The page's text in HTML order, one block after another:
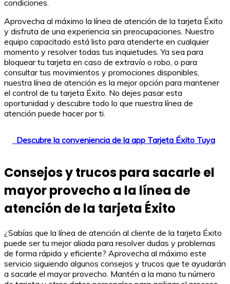
condiciones.
Aprovecha al máximo la línea de atención de la tarjeta Éxito
y disfruta de una experiencia sin preocupaciones. Nuestro
equipo capacitado está listo para atenderte en cualquier
momento y resolver todas tus inquietudes. Ya sea para
bloquear tu tarjeta en caso de extravío o robo, o para
consultar tus movimientos y promociones disponibles,
nuestra línea de atención es la mejor opción para mantener
el control de tu tarjeta Éxito. No dejes pasar esta
oportunidad y descubre todo lo que nuestra línea de
atención puede hacer por ti.
Descubre la conveniencia de la app Tarjeta Éxito Tuya
Consejos y trucos para sacarle el
mayor provecho a la línea de
atención de la tarjeta Éxito
¿Sabías que la línea de atención al cliente de la tarjeta Éxito
puede ser tu mejor aliada para resolver dudas y problemas
de forma rápida y eficiente? Aprovecha al máximo este
servicio siguiendo algunos consejos y trucos que te ayudarán
a sacarle el mayor provecho. Mantén a la mano tu número